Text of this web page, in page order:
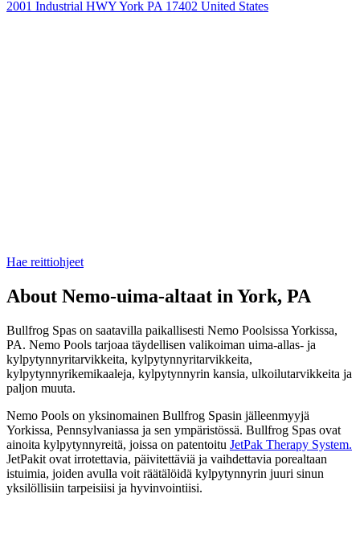
2001 Industrial HWY York PA 17402 United States
Hae reittiohjeet
About Nemo-uima-altaat in York, PA
Bullfrog Spas on saatavilla paikallisesti Nemo Poolsissa Yorkissa,
PA. Nemo Pools tarjoaa täydellisen valikoiman uima-allas- ja
kylpytynnyritarvikkeita, kylpytynnyritarvikkeita,
kylpytynnyrikemikaaleja, kylpytynnyrin kansia, ulkoilutarvikkeita ja
paljon muuta.
Nemo Pools on yksinomainen Bullfrog Spasin jälleenmyyjä
Yorkissa, Pennsylvaniassa ja sen ympäristössä. Bullfrog Spas ovat
ainoita kylpytynnyreitä, joissa on patentoitu JetPak Therapy System.
JetPakit ovat irrotettavia, päivitettäviä ja vaihdettavia porealtaan
istuimia, joiden avulla voit räätälöidä kylpytynnyrin juuri sinun
yksilöllisiin tarpeisiisi ja hyvinvointiisi.